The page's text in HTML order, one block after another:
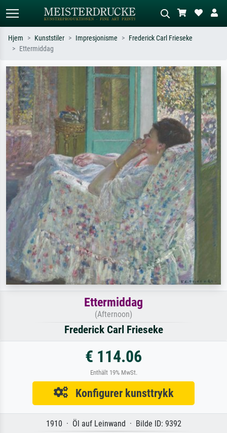
Søk etter kunstner, tittel eller stil – for
eksempel Monet, Stjernenatt,
impresjonisme, Hokusai-bølgen, akt.
Beskriv scenen – for eksempel grønn
eng, abstrakt med mye rødt, mørkt
oljemaleri, stående akt ved et tre.
Hjem Kunststiler Impresjonisme
Frederick Carl Frieseke
Ettermiddag
Ettermiddag
(Afternoon)
Frederick Carl Frieseke
€ 114.06
Enthält 19% MwSt.
Konfigurer kunsttrykk
1910 · Öl auf Leinwand · Bilde ID: 9392